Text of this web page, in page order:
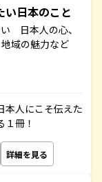
日本のこと
日本人の心、
域の魅力など
本人にこそ伝えた
冊！
詳細を見る